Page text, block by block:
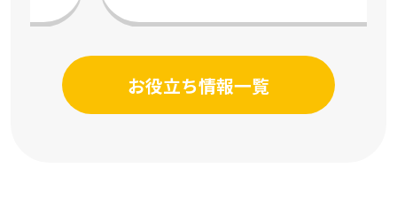
お役立ち情報一覧